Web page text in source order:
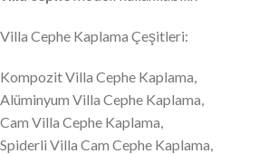
Villa Cephe Kaplama Çeşitleri:
Kompozit Villa Cephe Kaplama,
Alüminyum Villa Cephe Kaplama,
Cam Villa Cephe Kaplama,
Spiderli Villa Cam Cephe Kaplama,